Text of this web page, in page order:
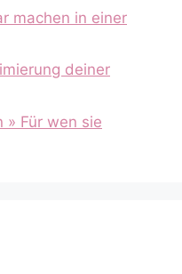
machen in einer
deiner
» Für wen sie